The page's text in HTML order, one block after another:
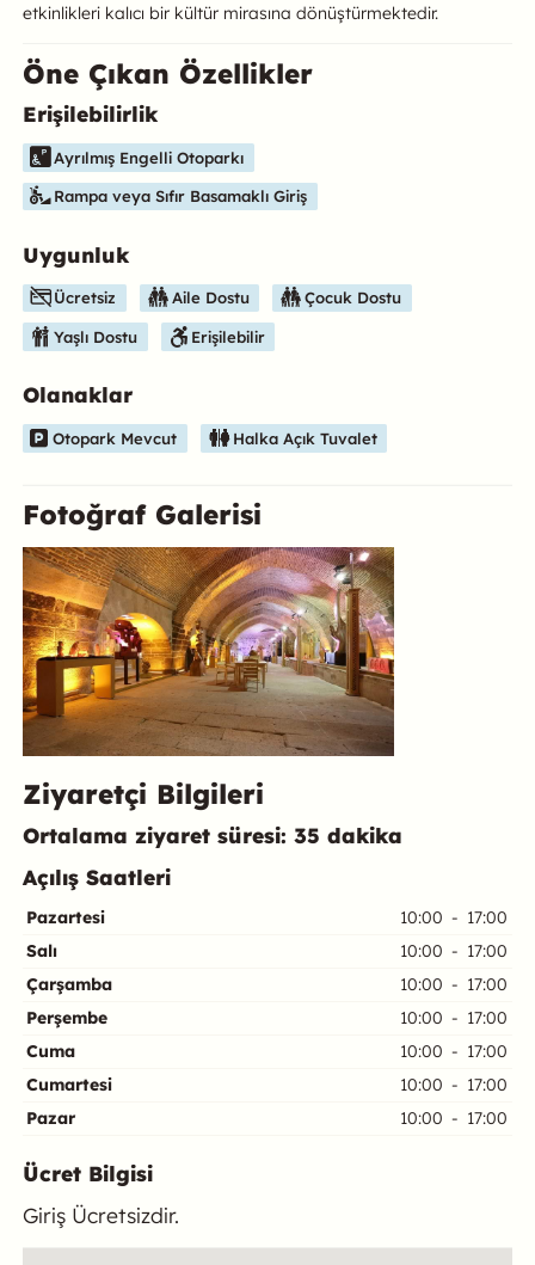
etkinlikleri kalıcı bir kültür mirasına dönüştürmektedir.
Öne Çıkan Özellikler
Bu mekanın öne çıkan özelliklerini aşağıda bulabilirsiniz.
Erişilebilirlik
Ayrılmış Engelli Otoparkı
Rampa veya Sıfır Basamaklı Giriş
Uygunluk
Ücretsiz Aile Dostu Çocuk Dostu
Yaşlı Dostu Erişilebilir
Olanaklar
Otopark Mevcut Halka Açık Tuvalet
Fotoğraf Galerisi
Ziyaretçi Bilgileri
Ortalama ziyaret süresi: 35 dakika
Açılış Saatleri
Pazartesi 10:00 - 17:00
Salı
10:00 - 17:00
Çarşamba
10:00 - 17:00
Perşembe
10:00 - 17:00
Cuma
10:00 - 17:00
Cumartesi
10:00 - 17:00
Pazar
10:00 - 17:00
Ücret Bilgisi
Giriş Ücretsizdir.